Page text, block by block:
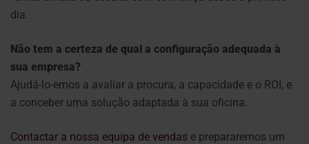
dia.
Não tem a certeza de qual a configuração adequada à
sua empresa?
Ajudá-lo-emos a avaliar a procura, a capacidade e o ROI, e
a conceber uma solução adaptada à sua oficina.
Contactar a nossa equipa de vendas e prepararemos um